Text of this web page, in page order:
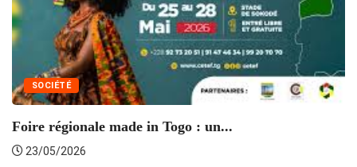
SOCIÉTÉ
Foire régionale made in Togo : un...
23/05/2026